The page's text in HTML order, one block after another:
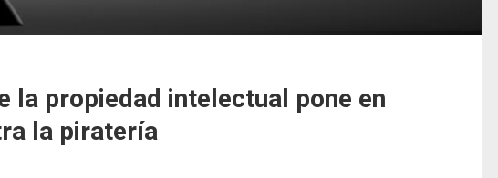
la propiedad intelectual pone en
la piratería